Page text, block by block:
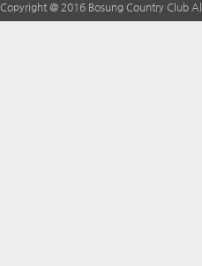
Copyright @ 2016 Bosung Country Club